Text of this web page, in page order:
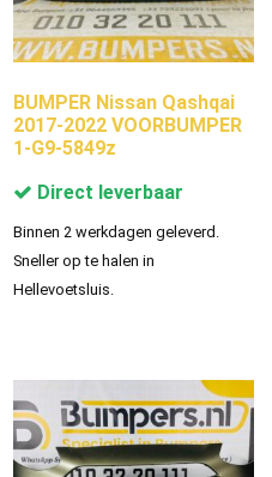
BUMPER Nissan Qashqai
2017-2022 VOORBUMPER
1-G9-5849z
Direct leverbaar
Binnen 2 werkdagen geleverd.
Sneller op te halen in
Hellevoetsluis.